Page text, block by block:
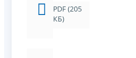
PDF (205
КБ)